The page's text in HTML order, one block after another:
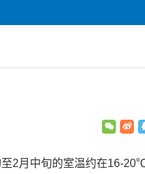
2月中旬的室温约在16-